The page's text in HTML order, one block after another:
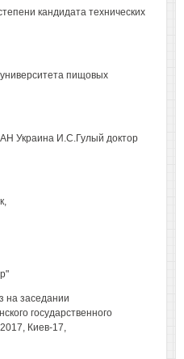
кандидата технических
пищовых
Украина И.С.Гулый доктор
на заседании
государственного
Киев-17,